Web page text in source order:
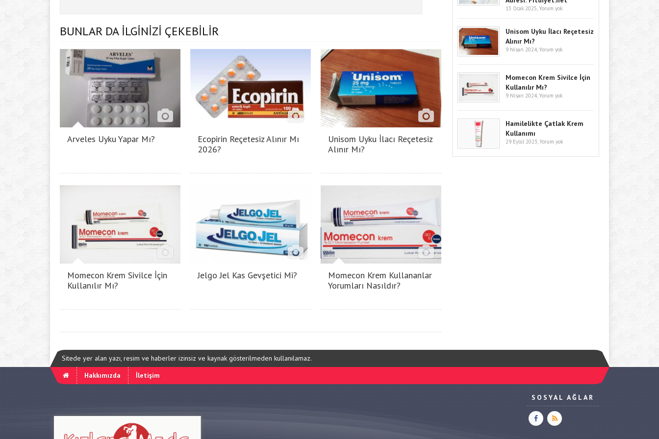
BUNLAR DA İLGİNİZİ ÇEKEBİLİR
Arveles Uyku Yapar Mı?
Ecopirin Reçetesiz Alınır Mı
2026?
Unisom Uyku İlacı Reçetesiz
Alınır Mı?
Momecon Krem Sivilce İçin
Kullanılır Mı?
Jelgo Jel Kas Gevşetici Mi?
Momecon Krem Kullananlar
Yorumları Nasıldır?
13 Ocak 2025, Yorum yok
Unisom Uyku İlacı Reçetesiz
Alınır Mı?
9 Nisan 2024, Yorum yok
Momecon Krem Sivilce İçin
Kullanılır Mı?
9 Nisan 2024, Yorum yok
Hamilelikte Çatlak Krem
Kullanımı
29 Eylül 2023, Yorum yok
Sitede yer alan yazı, resim ve haberler izinsiz ve kaynak gösterilmeden kullanılamaz.
Hakkımızda
İletişim
SOSYAL AĞLAR